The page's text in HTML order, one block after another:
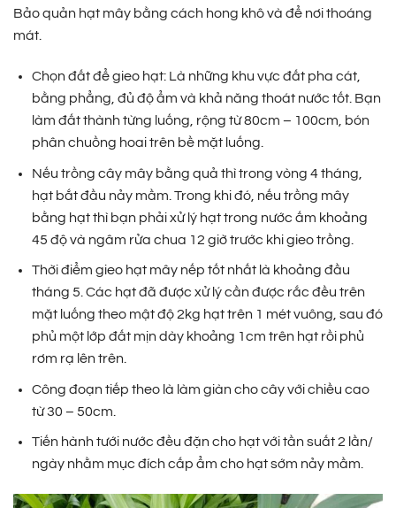
Bảo quản hạt mây bằng cách hong khô và để nơi thoáng
mát.
Chọn đất để gieo hạt: Là những khu vực đất pha cát,
bằng phẳng, đủ độ ẩm và khả năng thoát nước tốt. Bạn
làm đất thành từng luống, rộng từ 80cm – 100cm, bón
phân chuồng hoai trên bề mặt luống.
Nếu trồng cây mây bằng quả thì trong vòng 4 tháng,
hạt bắt đầu nảy mầm. Trong khi đó, nếu trồng mây
bằng hạt thì bạn phải xử lý hạt trong nước ấm khoảng
45 độ và ngâm rửa chua 12 giờ trước khi gieo trồng.
Thời điểm gieo hạt mây nếp tốt nhất là khoảng đầu
tháng 5. Các hạt đã được xử lý cần được rắc đều trên
mặt luống theo mật độ 2kg hạt trên 1 mét vuông, sau đó
phủ một lớp đất mịn dày khoảng 1cm trên hạt rồi phủ
rơm rạ lên trên.
Công đoạn tiếp theo là làm giàn cho cây với chiều cao
từ 30 – 50cm.
Tiến hành tưới nước đều đặn cho hạt với tần suất 2 lần/
ngày nhằm mục đích cấp ẩm cho hạt sớm nảy mầm.